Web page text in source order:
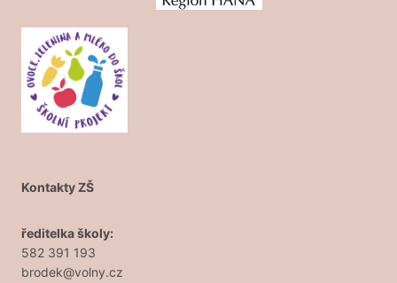
Kontakty ZŠ
ředitelka školy:
582 391 193
brodek@volny.cz